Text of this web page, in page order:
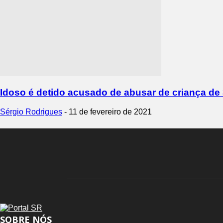
Idoso é detido acusado de abusar de criança de
Sérgio Rodrigues - 11 de fevereiro de 2021
SOBRE NÓS